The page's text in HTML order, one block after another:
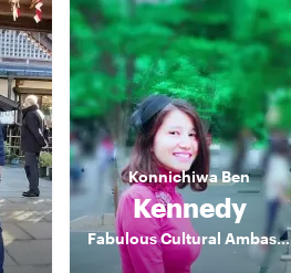
KonnichiwaBen
Kennedy
Fabulous Cultural Ambassador